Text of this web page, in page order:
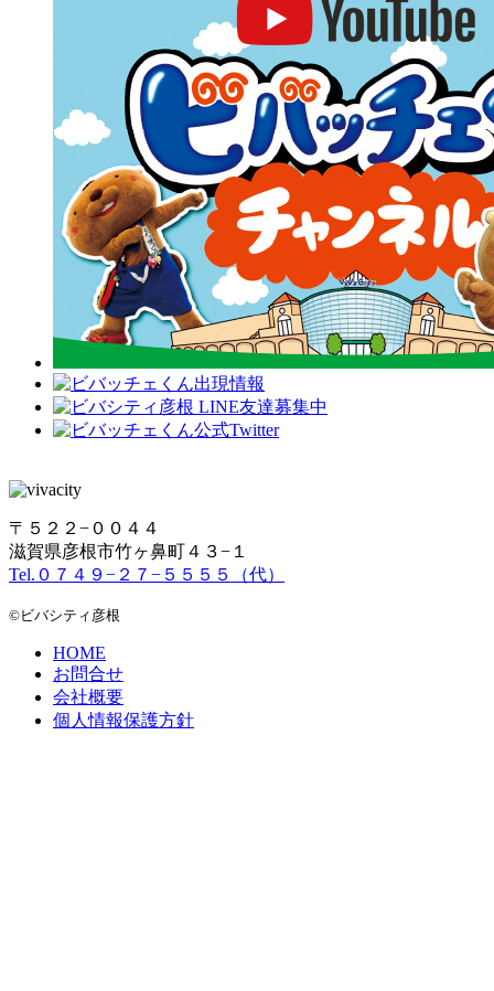
〒５２２−００４４
滋賀県彦根市竹ヶ鼻町４３−１
Tel.０７４９−２７−５５５５（代）
©ビバシティ彦根
HOME
お問合せ
会社概要
個人情報保護方針